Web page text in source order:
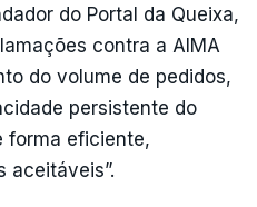
do Portal da Queixa,
contra a AIMA
do volume de pedidos,
persistente do
forma eficiente,
aceitáveis”.